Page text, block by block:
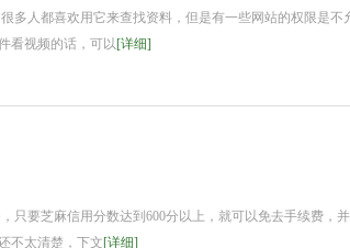
人都喜欢用它来查找资料，但是有一些网站的权限是不
看视频的话，可以[详细]
要芝麻信用分数达到600分以上，就可以免去手续费，
不太清楚，下文[详细]